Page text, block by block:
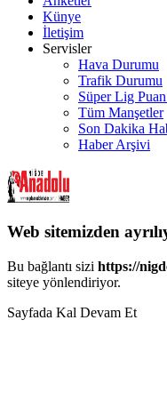
Künye
İletişim
Servisler
Hava Durumu
Trafik Durumu
Süper Lig
Tüm Manşetler
Son Dakika
Haber Arşivi
Web sitemizden
Bu bağlantı sizi https://
siteye yönlendiriyor.
Sayfada Kal Devam Et